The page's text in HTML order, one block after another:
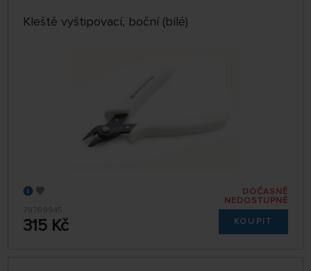
Kleště vyštipovací, boční (bílé)
79769945
315 Kč
DOČASNĚ
NEDOSTUPNÉ
KOUPIT